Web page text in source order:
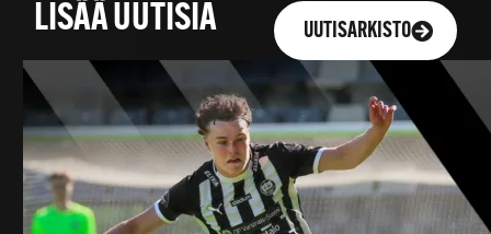
LISÄÄ UUTISIA UUTISARKISTO